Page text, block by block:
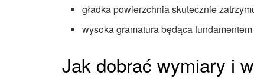
gładka powierzchnia skutecznie
wysoka gramatura będąca
Jak dobrać wymiary i